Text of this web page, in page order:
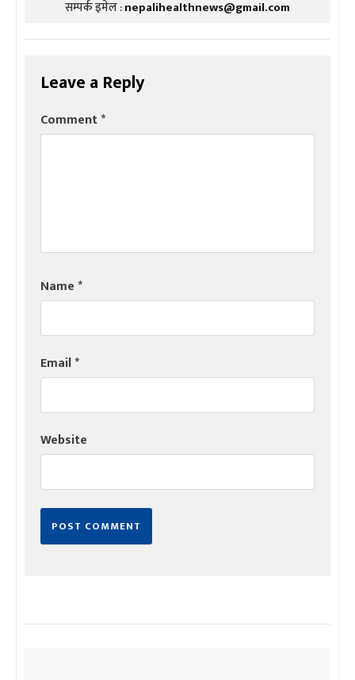
सम्पर्क इमेल :nepalihealthnews@gmail.com
Leave a Reply
Comment*
Name*
Email*
Website